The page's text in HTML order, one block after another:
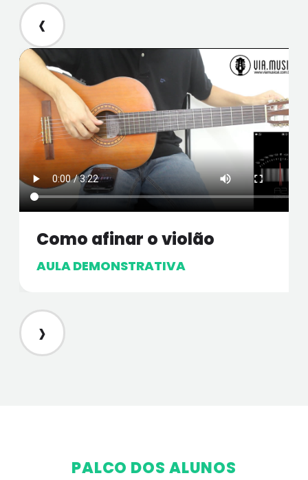
‹
Como afinar o violão
AULA DEMONSTRATIVA
›
PALCO DOS ALUNOS